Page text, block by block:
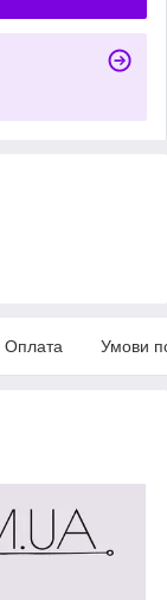
Оплата Умови